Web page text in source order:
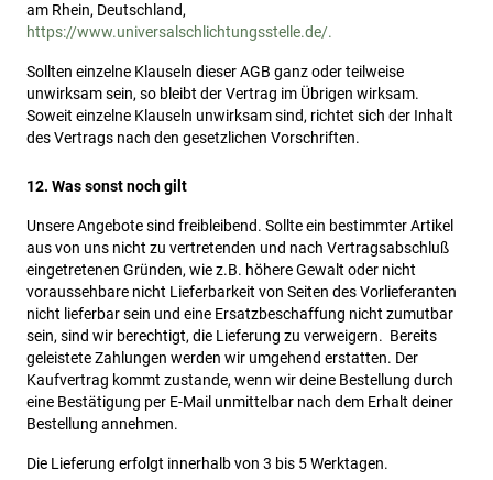
am Rhein, Deutschland,
https://www.universalschlichtungsstelle.de/.
Sollten einzelne Klauseln dieser AGB ganz oder teilweise
unwirksam sein, so bleibt der Vertrag im Übrigen wirksam.
Soweit einzelne Klauseln unwirksam sind, richtet sich der Inhalt
des Vertrags nach den gesetzlichen Vorschriften.
12. Was sonst noch gilt
Unsere Angebote sind freibleibend. Sollte ein bestimmter Artikel
aus von uns nicht zu vertretenden und nach Vertragsabschluß
eingetretenen Gründen, wie z.B. höhere Gewalt oder nicht
voraussehbare nicht Lieferbarkeit von Seiten des Vorlieferanten
nicht lieferbar sein und eine Ersatzbeschaffung nicht zumutbar
sein, sind wir berechtigt, die Lieferung zu verweigern. Bereits
geleistete Zahlungen werden wir umgehend erstatten. Der
Kaufvertrag kommt zustande, wenn wir deine Bestellung durch
eine Bestätigung per E-Mail unmittelbar nach dem Erhalt deiner
Bestellung annehmen.
Die Lieferung erfolgt innerhalb von 3 bis 5 Werktagen.